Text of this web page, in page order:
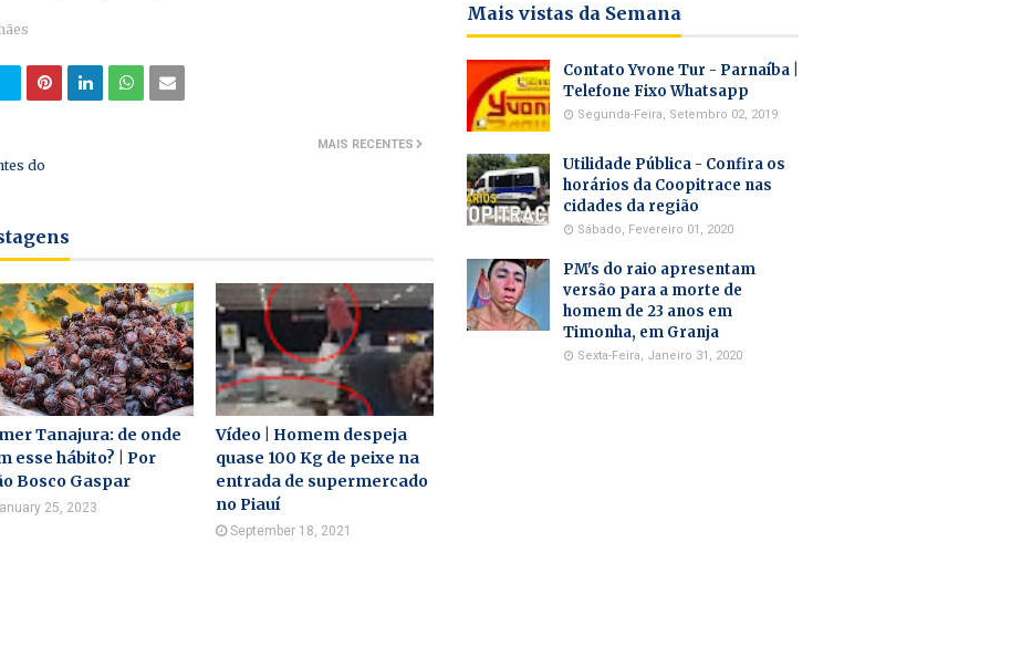
MAIS RECENTES
do
Tanajura: de onde
esse hábito? | Por
Bosco Gaspar
25, 2023
Vídeo | Homem despeja
quase 100 Kg de peixe na
entrada de supermercado
no Piauí
September 18, 2021
Mais vistas da Semana
Contato Yvone Tur - Parnaíba |
Telefone Fixo Whatsapp
Segunda-Feira, Setembro 02, 2019
Utilidade Pública - Confira os
horários da Coopitrace nas
cidades da região
Sábado, Fevereiro 01, 2020
PM's do raio apresentam
versão para a morte de
homem de 23 anos em
Timonha, em Granja
Sexta-Feira, Janeiro 31, 2020